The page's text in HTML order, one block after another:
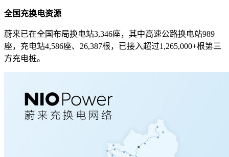
全国充换电资源
蔚来已在全国布局换电站3,346座，其中高速公路换电站989
座，充电站4,586座、26,387根，已接入超过1,265,000+根第三
方充电桩。